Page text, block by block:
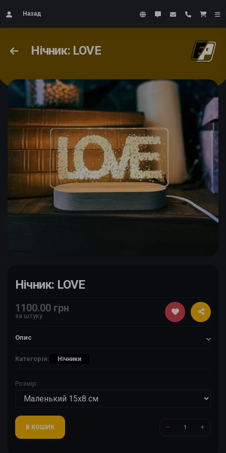
Назад
Нічник: LOVE
Нічник: LOVE
1100.00 грн
за штуку
Опис
Категорія: Нічники
Розмір:
В КОШИК